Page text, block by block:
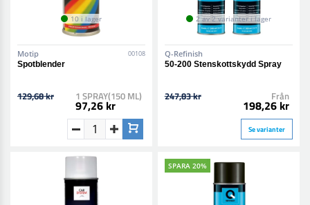
10 i lager
Motip 00108
Spotblender
129,68 kr 1 SPRAY(150 ML)
97,26 kr
2 av 2 varianter i lager
Q-Refinish
50-200 Stenskottskydd Spray
247,83 kr Från
198,26 kr
Se varianter
SPARA 20%